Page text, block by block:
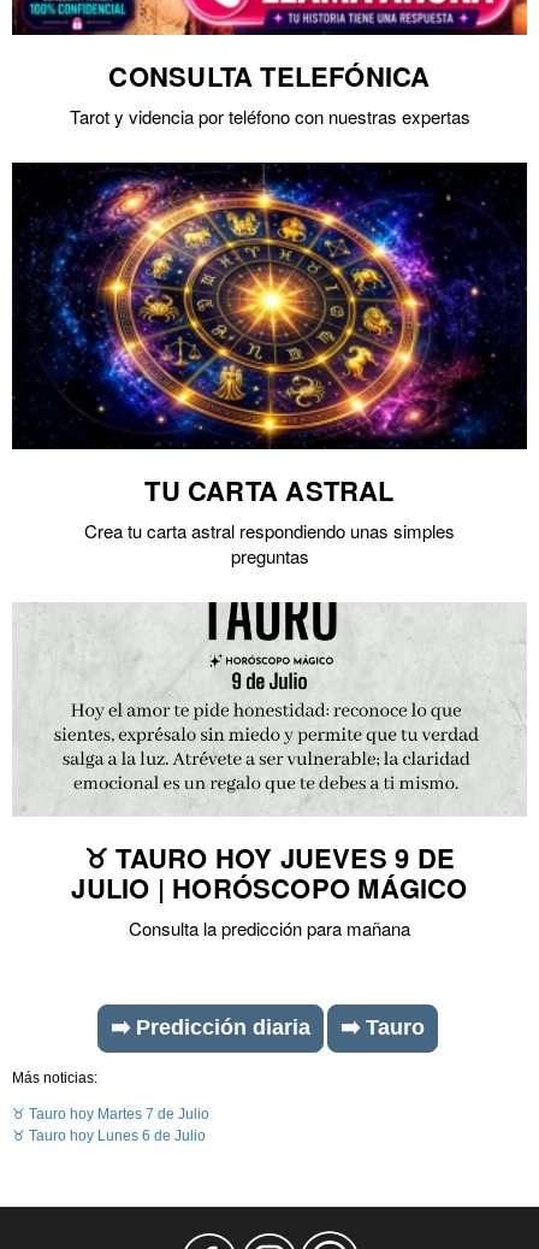
CONSULTA TELEFÓNICA
Tarot y videncia por teléfono con nuestras expertas
TU CARTA ASTRAL
Crea tu carta astral respondiendo unas simples
preguntas
♉ TAURO HOY JUEVES 9 DE
JULIO | HORÓSCOPO MÁGICO
Consulta la predicción para mañana
➡️ Predicción diaria ➡️ Tauro
Más noticias:
♉ Tauro hoy Martes 7 de Julio
♉ Tauro hoy Lunes 6 de Julio